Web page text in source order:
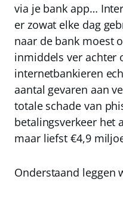
via je bank app…
er zowat elke dag
naar de bank moest
inmiddels ver achter
internetbankieren
aantal gevaren aan
totale schade van
betalingsverkeer het
maar liefst €4,9
Onderstaand leggen